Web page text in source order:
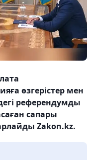
өзгерістер мен
референдумды
сапары
Zakon.kz.